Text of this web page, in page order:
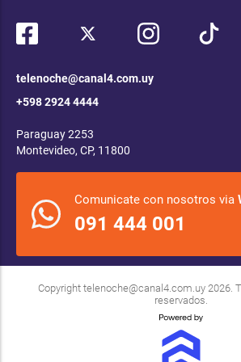
telenoche@canal4.com.uy
+598 2924 4444
Paraguay 2253
Montevideo, CP, 11800
Comunicate con nosotros via
091 444 001
Copyright telenoche@canal4.com.uy2026.
reservados.